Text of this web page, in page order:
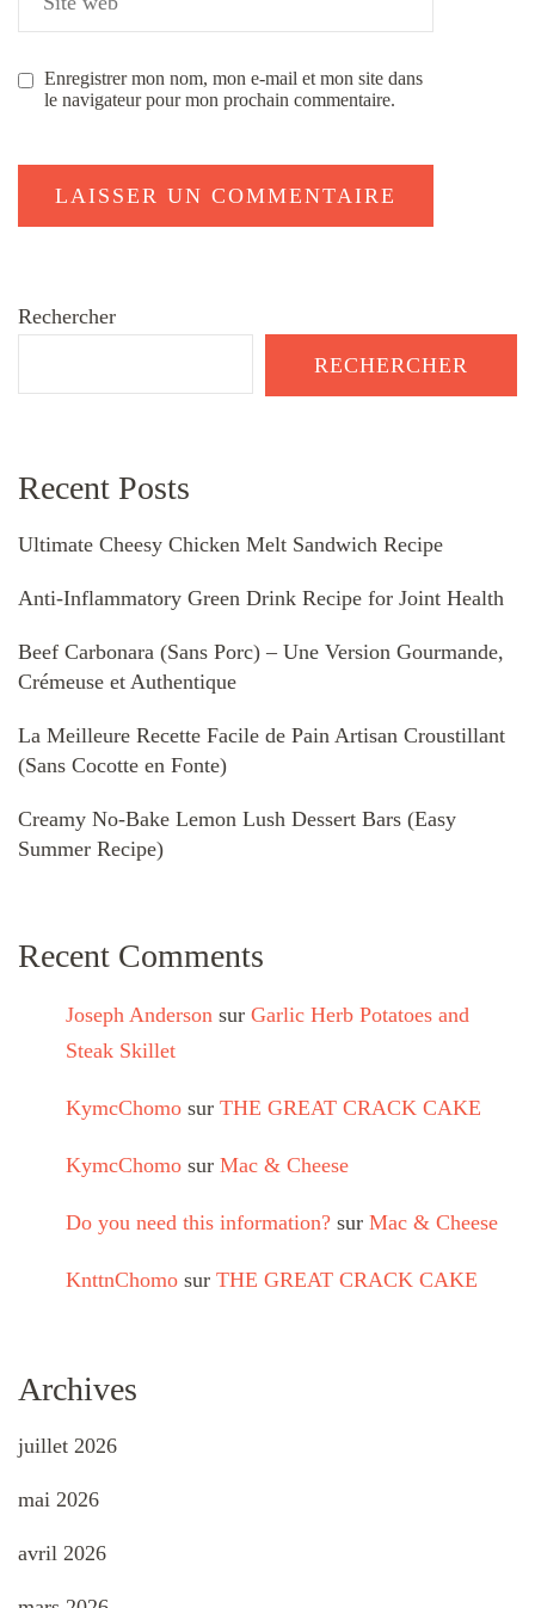
Enregistrer mon nom, mon e-mail et mon site dans
le navigateur pour mon prochain commentaire.
Rechercher
RECHERCHER
Recent Posts
Ultimate Cheesy Chicken Melt Sandwich Recipe
Anti-Inflammatory Green Drink Recipe for Joint Health
Beef Carbonara (Sans Porc) – Une Version Gourmande,
Crémeuse et Authentique
La Meilleure Recette Facile de Pain Artisan Croustillant
(Sans Cocotte en Fonte)
Creamy No-Bake Lemon Lush Dessert Bars (Easy
Summer Recipe)
Recent Comments
Joseph Anderson sur Garlic Herb Potatoes and
Steak Skillet
KymcChomo sur THE GREAT CRACK CAKE
KymcChomo sur Mac & Cheese
Do you need this information? sur Mac & Cheese
KnttnChomo sur THE GREAT CRACK CAKE
Archives
juillet 2026
mai 2026
avril 2026